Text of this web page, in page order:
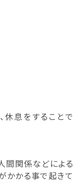
休息をすることで
間関係などによる
かかる事で起きて